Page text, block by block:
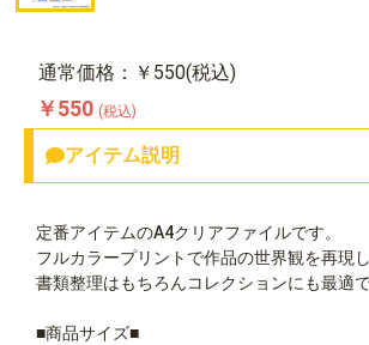
通常価格：￥550(税込)
￥550 (税込)
アイテム説明
定番アイテムのA4クリアファイルです。
フルカラープリントで作品の世界観を再現し
書類整理はもちろんコレクションにも最適で
■商品サイズ■